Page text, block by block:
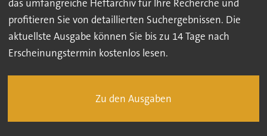
das umfangreiche Heftarchiv für Ihre Recherche und
profitieren Sie von detaillierten Suchergebnissen. Die
aktuellste Ausgabe können Sie bis zu 14 Tage nach
Erscheinungstermin kostenlos lesen.
Zu den Ausgaben